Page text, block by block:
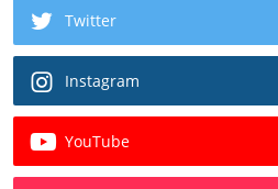
Twitter
Instagram
YouTube